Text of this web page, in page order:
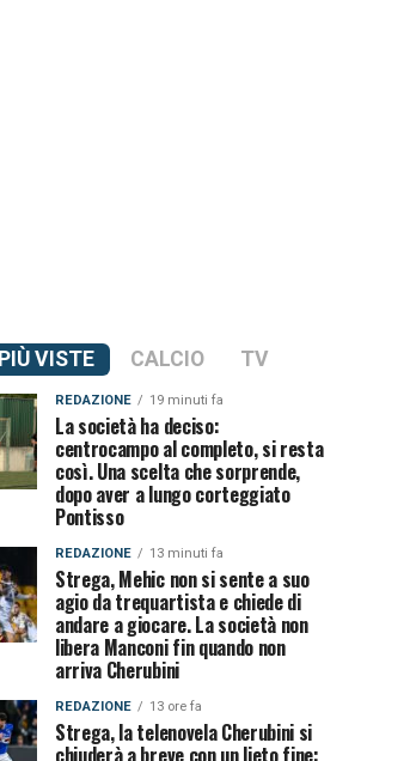
PIÙ VISTE CALCIO TV
REDAZIONE 19 minuti fa
La società ha deciso:
centrocampo al completo, si resta
così. Una scelta che sorprende,
dopo aver a lungo corteggiato
Pontisso
REDAZIONE 13 minuti fa
Strega, Mehic non si sente a suo
agio da trequartista e chiede di
andare a giocare. La società non
libera Manconi fin quando non
arriva Cherubini
REDAZIONE 13 ore fa
Strega, la telenovela Cherubini si
chiuderà a breve con un lieto fine: